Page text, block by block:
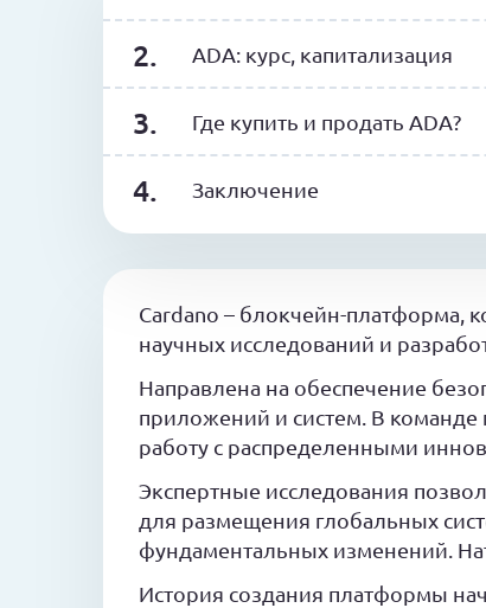
ADA: курс, капитализация
Где купить и продать ADA?
Заключение
Cardano – блокчейн-платформа,
научных исследований и
Направлена на обеспечение
приложений и систем. В команде
работу с распределенными
Экспертные исследования
для размещения глобальных
фундаментальных изменений.
История создания платформы